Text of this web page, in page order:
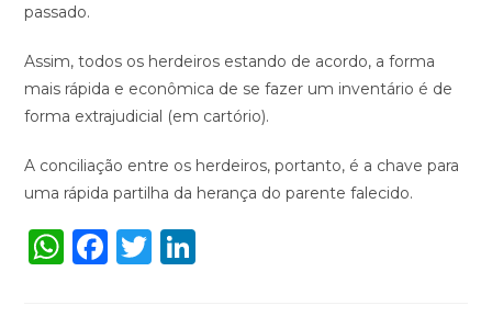
passado.
Assim, todos os herdeiros estando de acordo, a forma
mais rápida e econômica de se fazer um inventário é de
forma extrajudicial (em cartório).
A conciliação entre os herdeiros, portanto, é a chave para
uma rápida partilha da herança do parente falecido.
W F
T